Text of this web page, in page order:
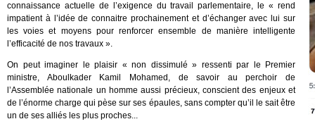
connaissance actuelle de l’exigence du travail parlementaire, le « rend
impatient à l’idée de connaitre prochainement et d’échanger avec lui sur
les voies et moyens pour renforcer ensemble de manière intelligente
l’efficacité de nos travaux ».
On peut imaginer le plaisir « non dissimulé » ressenti par le Premier
ministre, Aboulkader Kamil Mohamed, de savoir au perchoir de
l’Assemblée nationale un homme aussi précieux, conscient des enjeux et
de l’énorme charge qui pèse sur ses épaules, sans compter qu’il le sait être
un de ses alliés les plus proches...